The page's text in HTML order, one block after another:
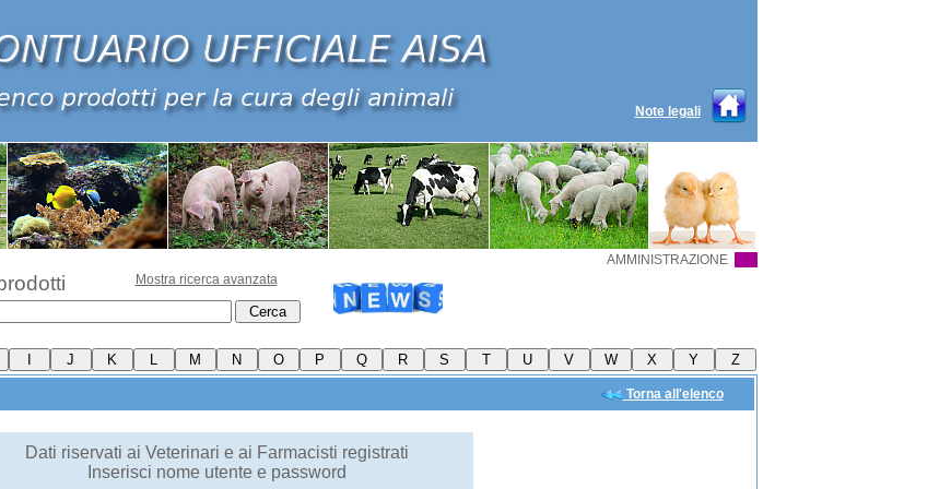
Note legali
AMMINISTRAZIONE
Mostra ricerca avanzata
Torna all'elenco
Dati riservati ai Veterinari e ai Farmacisti registrati
Inserisci nome utente e password